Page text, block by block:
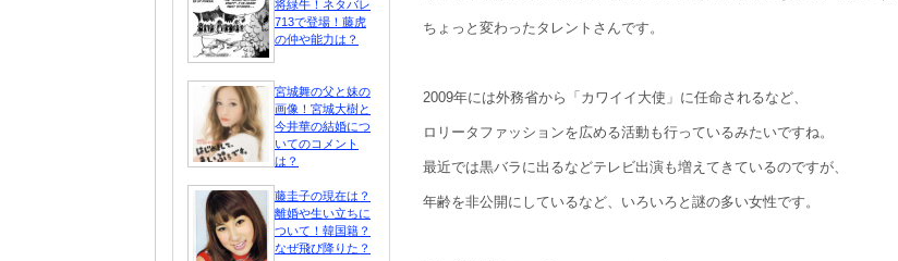
ちょっと変わったタレントさんです。
2009年には外務省から「カワイイ大使」に任命されるなど、
ロリータファッションを広める活動も行っているみたいですね。
最近では黒バラに出るなどテレビ出演も増えてきているのですが、
年齢を非公開にしているなど、いろいろと謎の多い女性です。
将緑牛！ネタバレ
713で登場！藤虎
の仲や能力は？
宮城舞の父と妹の
画像！宮城大樹と
今井華の結婚につ
いてのコメント
は？
藤圭子の現在は？
離婚や生い立ちに
ついて！韓国籍？
なぜ飛び降りた？